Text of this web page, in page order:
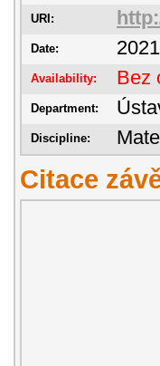
URI:
Date:
Availability: Bez
Department:
Discipline:
Citace